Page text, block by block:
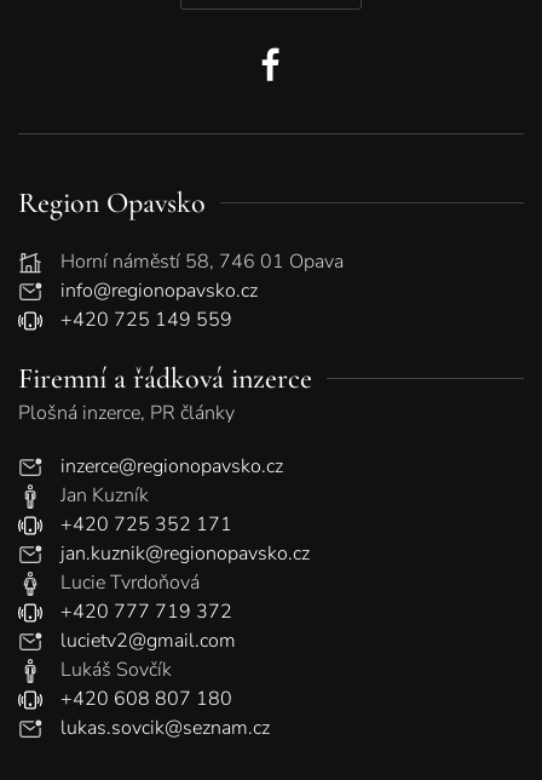
Region Opavsko
Horní náměstí 58, 746 01 Opava
info@regionopavsko.cz
+420 725 149 559
Firemní a řádková inzerce
Plošná inzerce, PR články
inzerce@regionopavsko.cz
Jan Kuzník
+420 725 352 171
jan.kuznik@regionopavsko.cz
Lucie Tvrdoňová
+420 777 719 372
lucietv2@gmail.com
Lukáš Sovčík
+420 608 807 180
lukas.sovcik@seznam.cz